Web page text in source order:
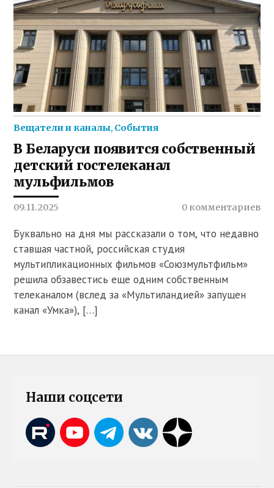
Вещатели и каналы, События
В Беларуси появится собственный
детский гостелеканал
мульфильмов
09.11.2025 0 комментариев
Буквально на дня мы рассказали о том, что недавно
ставшая частной, российская студия
мультипликационных фильмов «Союзмультфильм»
решила обзавестись еще одним собственным
телеканалом (вслед за «Мультиландией» запущен
канал «Умка»), […]
Наши соцсети